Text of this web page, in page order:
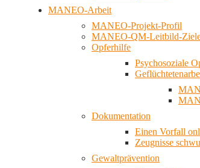
MANEO-Arbeit
MANEO-Projekt-Profil
MANEO-QM-Leitbild-
Opferhilfe
Psychosoziale
Dokumentation
Einen Vorfall
Zeugnisse
Gewaltprävention